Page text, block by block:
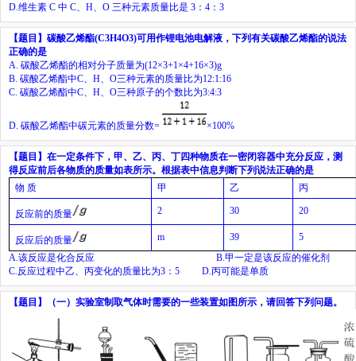
D. 维生素 C 中 C H O 三种元素质量比是 3 ： 4 ： 3
【题目】 碳酸乙烯酯(C3H4O3)可用作锂电池电解液，下列有关碳酸乙烯酯的说法
正确的是
A. 碳酸乙烯酯的相对分子质量为(12×3+1×4+16×3)g
B. 碳酸乙烯酯中C、H、O三种元素的质量比为12:1:16
C. 碳酸乙烯酯中C、H、O三种原子的个数比为3:4:3
D. 碳酸乙烯酯中碳元素的质量分数= ×100%
【题目】 在一定条件下，甲、乙、丙、丁四种物质在一密闭容器中充分反应，测
得反应前后各物质的质量如表所示。根据表中信息判断下列说法正确的是
物 质 甲 乙 丙
反应前的质量 2 30 20
反应后的质量 m 39
5
A. 该反应是化合反应 B.甲一定是该反应的催化剂
C. 反应过程中乙、丙变化的质量比为3 ： 5 D. 丙可能是单质
【题目】 （一）实验室制取气体时需要的一些装置如图所示，请回答下列问题。